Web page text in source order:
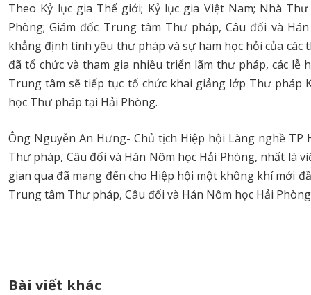
Theo Kỷ lục gia Thế giới; Kỷ lục gia Việt Nam; Nhà
Phòng; Giám đốc Trung tâm Thư pháp, Câu đối và
khẳng định tình yêu thư pháp và sự ham học hỏi của
đã tổ chức và tham gia nhiều triển lãm thư pháp, các lễ
Trung tâm sẽ tiếp tục tổ chức khai giảng lớp Thư pháp
học Thư pháp tại Hải Phòng.
Ông Nguyễn An Hưng- Chủ tịch Hiệp hội Làng nghề
Thư pháp, Câu đối và Hán Nôm học Hải Phòng, nhất là
gian qua đã mang đến cho Hiệp hội một không khí mới
Trung tâm Thư pháp, Câu đối và Hán Nôm học Hải
Bài viết khác